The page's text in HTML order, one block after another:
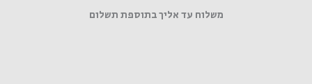
משלוח עד אליך בתוספת תשלום